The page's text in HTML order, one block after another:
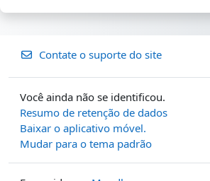
Contate o suporte do site
Você ainda não se identificou.
Resumo de retenção de dados
Baixar o aplicativo móvel.
Mudar para o tema padrão